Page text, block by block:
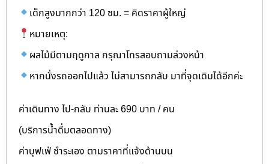
เด็กสูงมากกว่า 120 ซม. = คิดราคาผู้ใหญ่
หมายเหตุ:
ผลไม้มีตามฤดูกาล กรุณาโทรสอบถามล่วงหน้า
หากนั่งรถออกไปแล้ว ไม่สามารถกลับ มาที่จุดเดิมได้อีกค่ะ
ค่าเดินทาง ไป-กลับ ท่านละ 690 บาท / คน
(บริการน้ำดื่มตลอดทาง)
ค่าบุฟเฟ่ ชำระเอง ตามราคาที่แจ้งด้านบน